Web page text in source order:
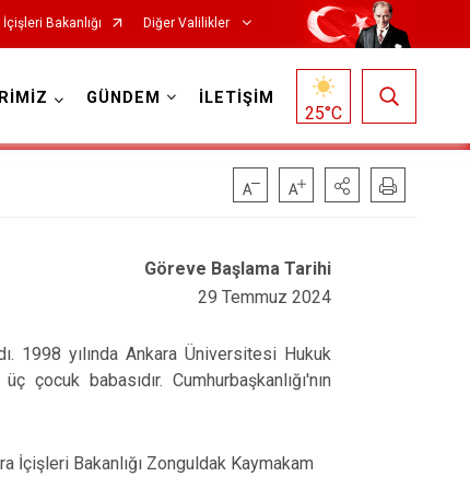
İçişleri Bakanlığı Diğer Valilikler
GÜNDEM İLETİŞİM
25°C
Göreve Başlama Tarihi
29 Temmuz 2024
1998 yılında Ankara Üniversitesi Hukuk
babasıdır. Cumhurbaşkanlığı'nın
İçişleri Bakanlığı Zonguldak Kaymakam